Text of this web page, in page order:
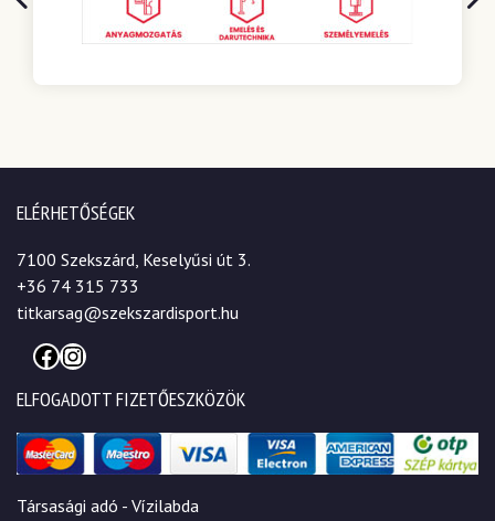
ELÉRHETŐSÉGEK
7100 Szekszárd, Keselyűsi út 3.
+36 74 315 733
titkarsag@szekszardisport.hu
Facebook
Instagram
ELFOGADOTT FIZETŐESZKÖZÖK
Társasági adó - Vízilabda